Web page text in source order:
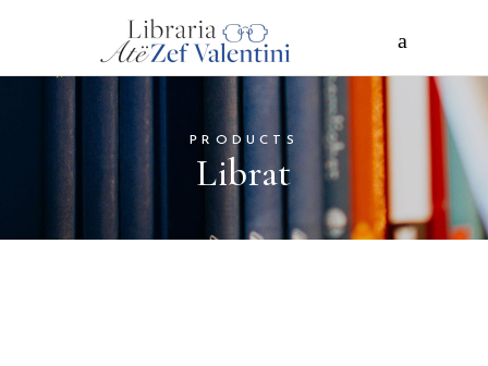
PRODUCTS
Librat